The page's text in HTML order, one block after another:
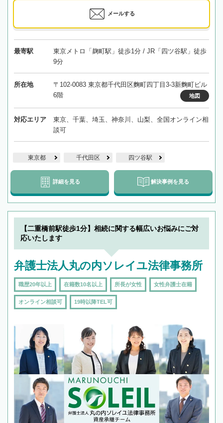
メールする
最寄駅
東京メトロ「麹町駅」徒歩1分 / JR「四ツ谷駅」徒歩
9分
所在地
〒102-0083 東京都千代田区麴町四丁目3-3新麴町ビル
6階
地図
対応エリア
東京、千葉、埼玉、神奈川、山梨、全国オンライン相
談可
東京都 千代田区 四ツ谷駅
詳細を見る 解決事例を見る
【二重橋前駅徒歩1分】相続に関する幅広いお悩みにご対
応いたします
弁護士法人丸の内ソレイユ法律事務所
職歴20年以上 在籍数10名以上 所長が女性 女性弁護士在籍
オンライン相談可 19時以降TEL可